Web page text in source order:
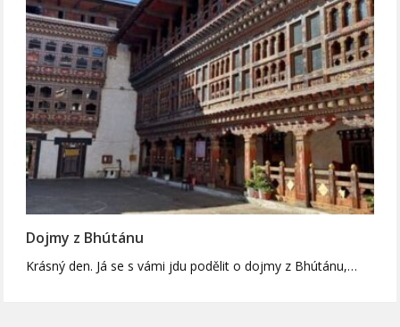
Dojmy z Bhútánu
Krásný den. Já se s vámi jdu podělit o dojmy z Bhútánu,…